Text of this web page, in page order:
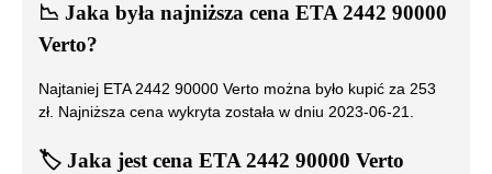
📉 Jaka była najniższa cena ETA 2442 90000
Verto?
Najtaniej ETA 2442 90000 Verto można było kupić za 253
zł. Najniższa cena wykryta została w dniu 2023-06-21
🏷️ Jaka jest cena ETA 2442 90000 Verto